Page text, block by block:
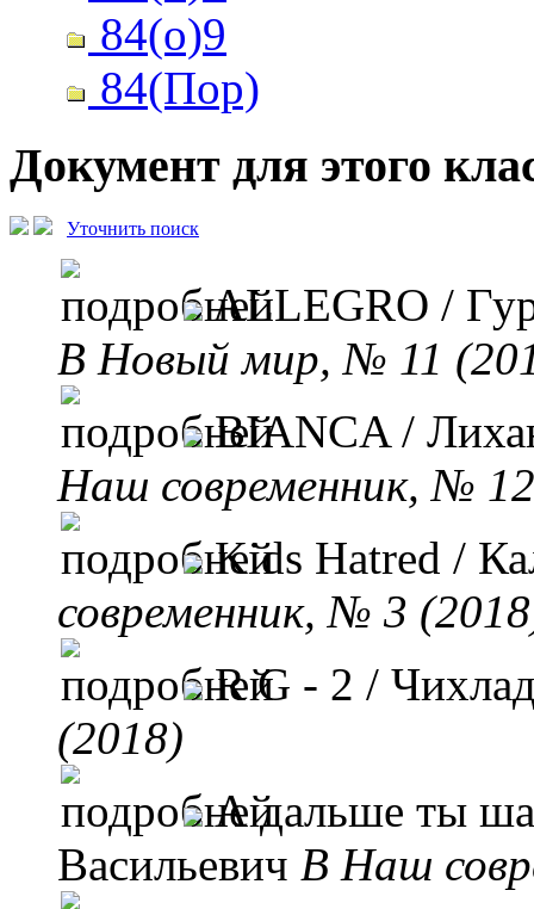
84(о)9
84(Пор)
Документ для этого
Уточнить поиск
ALLEGRO /
B Новый мир, № 11
BIANCA /
Наш современник, №
Kids Hatred /
современник, № 3
R G - 2 /
(2018)
А дальше ты
Васильевич B Наш